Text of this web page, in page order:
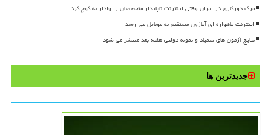
مرگ دورکاری در ایران وقتی اینترنت ناپایدار متخصصان را وادار به کوچ کرد
اینترنت ماهواره ای آمازون مستقیم به موبایل می رسد
نتایج آزمون های سمپاد و نمونه دولتی هفته بعد منتشر می شود
جدیدترین ها